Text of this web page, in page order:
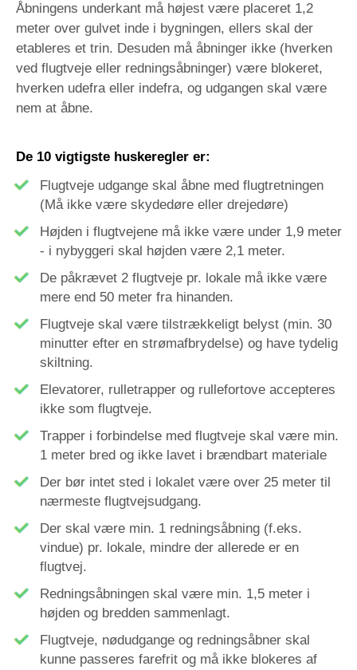
Åbningens underkant må højest være placeret 1,2
meter over gulvet inde i bygningen, ellers skal der
etableres et trin. Desuden må åbninger ikke (hverken
ved flugtveje eller redningsåbninger) være blokeret,
hverken udefra eller indefra, og udgangen skal være
nem at åbne.
De 10 vigtigste huskeregler er:
Flugtveje udgange skal åbne med flugtretningen
(Må ikke være skydedøre eller drejedøre)
Højden i flugtvejene må ikke være under 1,9 meter
- i nybyggeri skal højden være 2,1 meter.
De påkrævet 2 flugtveje pr. lokale må ikke være
mere end 50 meter fra hinanden.
Flugtveje skal være tilstrækkeligt belyst (min. 30
minutter efter en strømafbrydelse) og have tydelig
skiltning.
Elevatorer, rulletrapper og rullefortove accepteres
ikke som flugtveje.
Trapper i forbindelse med flugtveje skal være min.
1 meter bred og ikke lavet i brændbart materiale
Der bør intet sted i lokalet være over 25 meter til
nærmeste flugtvejsudgang.
Der skal være min. 1 redningsåbning (f.eks.
vindue) pr. lokale, mindre der allerede er en
flugtvej.
Redningsåbningen skal være min. 1,5 meter i
højden og bredden sammenlagt.
Flugtveje, nødudgange og redningsåbner skal
kunne passeres farefrit og må ikke blokeres af